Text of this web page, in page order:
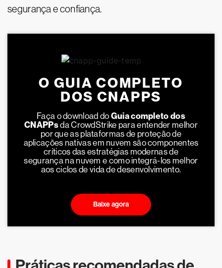
segurança e confiança.
O GUIA COMPLETO
DOS CNAPPS
Faça o download do Guia completo dos
CNAPPsda CrowdStrike para entender melhor
por que as plataformas de proteção de
aplicações nativas em nuvem são componentes
críticos das estratégias modernas de
segurança na nuvem e como integrá-los melhor
aos ciclos de vida de desenvolvimento.
Baixe agora